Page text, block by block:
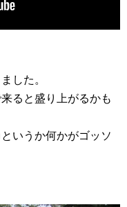
した。
ると盛り上がるかも
いうか何かがゴッソ